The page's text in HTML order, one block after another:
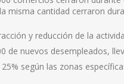
misma cantidad cerraron
y reducción de la
de nuevos desempleados,
según las zonas